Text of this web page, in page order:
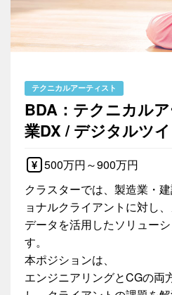
テクニカルアーティスト
BDA：テクニカル
業DX / デジタルツイ
500万円～900万円
クラスターでは、製造業・
ョナルクライアントに対し
データを活用したソリュー
す。
本ポジションは、
エンジニアリングとCGの両